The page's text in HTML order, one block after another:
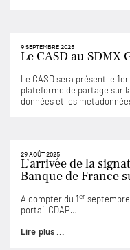
9 SEPTEMBRE 2025
Le CASD au SDMX
Le CASD sera présent le
plateforme de partage sur
données et les
29 AOÛT 2025
L’arrivée de la
Banque de France
A compter du 1er
portail CDAP…
Lire plus ...